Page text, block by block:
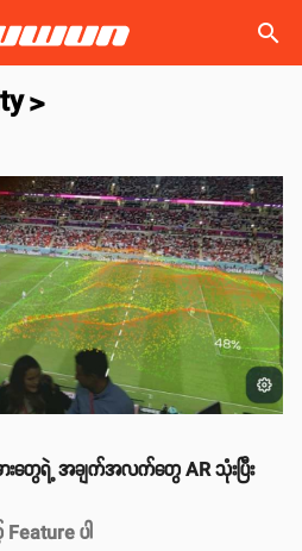
search
>
မားတွေရဲ့ အချက်အလက်တွေ AR သုံးပြီး
ပါ